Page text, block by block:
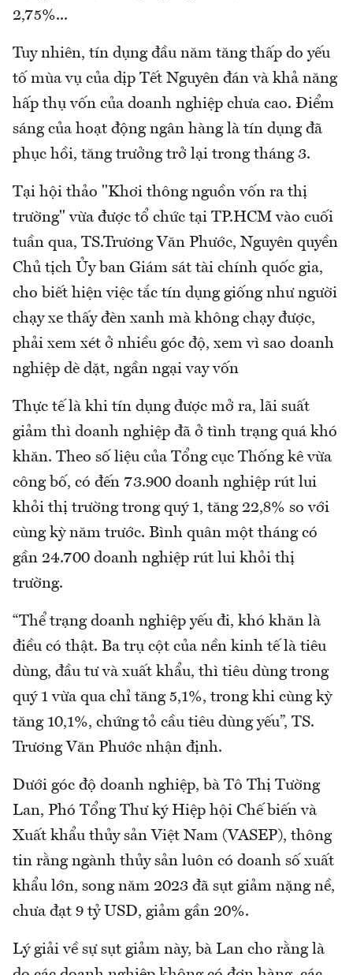
2,75%...
Tuy nhiên, tín dụng đầu năm tăng thấp do yếu
tố mùa vụ của dịp Tết Nguyên đán và khả năng
hấp thụ vốn của doanh nghiệp chưa cao. Điểm
sáng của hoạt động ngân hàng là tín dụng đã
phục hồi, tăng trưởng trở lại trong tháng 3.
Tại hội thảo "Khơi thông nguồn vốn ra thị
trường" vừa được tổ chức tại TP.HCM vào cuối
tuần qua, TS.Trương Văn Phước, Nguyên quyền
Chủ tịch Ủy ban Giám sát tài chính quốc gia,
cho biết hiện việc tắc tín dụng giống như người
chạy xe thấy đèn xanh mà không chạy được,
phải xem xét ở nhiều góc độ, xem vì sao doanh
nghiệp dè dặt, ngần ngại vay vốn
Thực tế là khi tín dụng được mở ra, lãi suất
giảm thì doanh nghiệp đã ở tình trạng quá khó
khăn. Theo số liệu của Tổng cục Thống kê vừa
công bố, có đến 73.900 doanh nghiệp rút lui
khỏi thị trường trong quý 1, tăng 22,8% so với
cùng kỳ năm trước. Bình quân một tháng có
gần 24.700 doanh nghiệp rút lui khỏi thị
trường.
“Thể trạng doanh nghiệp yếu đi, khó khăn là
điều có thật. Ba trụ cột của nền kinh tế là tiêu
dùng, đầu tư và xuất khẩu, thì tiêu dùng trong
quý 1 vừa qua chỉ tăng 5,1%, trong khi cùng kỳ
tăng 10,1%, chứng tỏ cầu tiêu dùng yếu”, TS.
Trương Văn Phước nhận định.
Dưới góc độ doanh nghiệp, bà Tô Thị Tường
Lan, Phó Tổng Thư ký Hiệp hội Chế biến và
Xuất khẩu thủy sản Việt Nam (VASEP), thông
tin rằng ngành thủy sản luôn có doanh số xuất
khẩu lớn, song năm 2023 đã sụt giảm nặng nề,
chưa đạt 9 tỷ USD, giảm gần 20%.
Lý giải về sự sụt giảm này, bà Lan cho rằng là